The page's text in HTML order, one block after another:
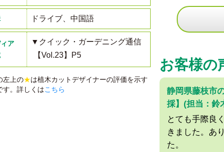
ドライブ、中国語
ア
▼クイック・ガーデニング通信
【Vol.23】P5
左上の★は植木カットデザイナーの評価を示す
す。詳しくはこちら
お客様の
静岡県藤枝市
採】(担当：鈴
とても手際良
きました。あ
た。